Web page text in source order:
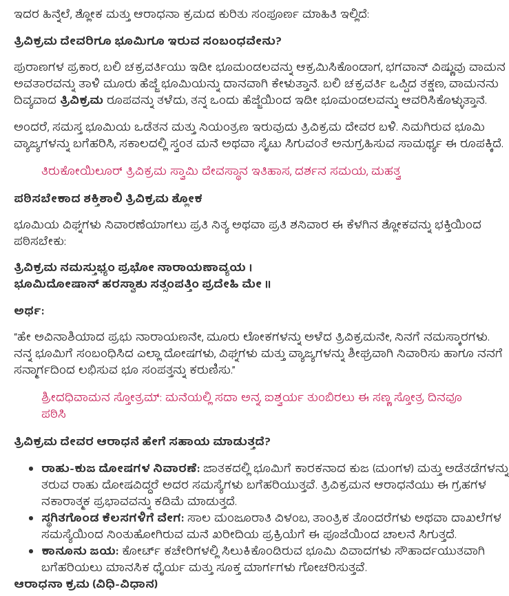
ಇದರ ಹಿನ್ನೆಲೆ, ಶ್ಲೋಕ ಮತ್ತು ಆರಾಧನಾ ಕ್ರಮದ ಕುರಿತು ಸಂಪೂರ್ಣ ಮಾಹಿತಿ ಇಲ್ಲಿದೆ:
ತ್ರಿವಿಕ್ರಮ ದೇವರಿಗೂ ಭೂಮಿಗೂ ಇರುವ ಸಂಬಂಧವೇನು?
ಪುರಾಣಗಳ ಪ್ರಕಾರ, ಬಲಿ ಚಕ್ರವರ್ತಿಯು ಇಡೀ ಭೂಮಂಡಲವನ್ನು ಆಕ್ರಮಿಸಿಕೊಂಡಾಗ, ಭಗವಾನ್ ವಿಷ್ಣುವು ವಾಮನ
ಅವತಾರವನ್ನು ತಾಳಿ ಮೂರು ಹೆಜ್ಜೆ ಭೂಮಿಯನ್ನು ದಾನವಾಗಿ ಕೇಳುತ್ತಾನೆ. ಬಲಿ ಚಕ್ರವರ್ತಿ ಒಪ್ಪಿದ ತಕ್ಷಣ, ವಾಮನನು
ದಿವ್ಯವಾದ ತ್ರಿವಿಕ್ರಮರೂಪವನ್ನು ತಳೆದು, ತನ್ನ ಒಂದು ಹೆಜ್ಜೆಯಿಂದ ಇಡೀ ಭೂಮಂಡಲವನ್ನು ಆವರಿಸಿಕೊಳ್ಳುತ್ತಾನೆ.
ಅಂದರೆ, ಸಮಸ್ತ ಭೂಮಿಯ ಒಡೆತನ ಮತ್ತು ನಿಯಂತ್ರಣ ಇರುವುದು ತ್ರಿವಿಕ್ರಮ ದೇವರ ಬಳಿ. ನಿಮಗಿರುವ ಭೂಮಿ
ವ್ಯಾಜ್ಯಗಳನ್ನು ಬಗೆಹರಿಸಿ, ಸಕಾಲದಲ್ಲಿ ಸ್ವಂತ ಮನೆ ಅಥವಾ ಸೈಟು ಸಿಗುವಂತೆ ಅನುಗ್ರಹಿಸುವ ಸಾಮರ್ಥ್ಯ ಈ ರೂಪಕ್ಕಿದೆ.
ತಿರುಕೋಯಿಲೂರ್ ತ್ರಿವಿಕ್ರಮ ಸ್ವಾಮಿ ದೇವಸ್ಥಾನ ಇತಿಹಾಸ, ದರ್ಶನ ಸಮಯ, ಮಹತ್ವ
ಪಠಿಸಬೇಕಾದ ಶಕ್ತಿಶಾಲಿ ತ್ರಿವಿಕ್ರಮ ಶ್ಲೋಕ
ಭೂಮಿಯ ವಿಘ್ನಗಳು ನಿವಾರಣೆಯಾಗಲು ಪ್ರತಿ ನಿತ್ಯ ಅಥವಾ ಪ್ರತಿ ಶನಿವಾರ ಈ ಕೆಳಗಿನ ಶ್ಲೋಕವನ್ನು ಭಕ್ತಿಯಿಂದ
ಪಠಿಸಬೇಕು:
ತ್ರಿವಿಕ್ರಮ ನಮಸ್ತುಭ್ಯಂ ಪ್ರಭೋ ನಾರಾಯಣಾವ್ಯಯ ।
ಭೂಮಿದೋಷಾನ್ ಹರಸ್ವಾಶು ಸತ್ಸಂಪತ್ತಿಂ ಪ್ರದೇಹಿ ಮೇ ॥
ಅರ್ಥ:
“ಹೇ ಅವಿನಾಶಿಯಾದ ಪ್ರಭು ನಾರಾಯಣನೇ, ಮೂರು ಲೋಕಗಳನ್ನು ಅಳೆದ ತ್ರಿವಿಕ್ರಮನೇ, ನಿನಗೆ ನಮಸ್ಕಾರಗಳು.
ನನ್ನ ಭೂಮಿಗೆ ಸಂಬಂಧಿಸಿದ ಎಲ್ಲಾ ದೋಷಗಳು, ವಿಘ್ನಗಳು ಮತ್ತು ವ್ಯಾಜ್ಯಗಳನ್ನು ಶೀಘ್ರವಾಗಿ ನಿವಾರಿಸು ಹಾಗೂ ನನಗೆ
ಸನ್ಮಾರ್ಗದಿಂದ ಲಭಿಸುವ ಭೂ ಸಂಪತ್ತನ್ನು ಕರುಣಿಸು.”
ಶ್ರೀದಧಿವಾಮನ ಸ್ತೋತ್ರಮ್: ಮನೆಯಲ್ಲಿ ಸದಾ ಅನ್ನ, ಐಶ್ವರ್ಯ ತುಂಬಿರಲು ಈ ಸಣ್ಣ ಸ್ತೋತ್ರ ದಿನವೂ
ಪಠಿಸಿ
ತ್ರಿವಿಕ್ರಮ ದೇವರ ಆರಾಧನೆ ಹೇಗೆ ಸಹಾಯ ಮಾಡುತ್ತದೆ?
ರಾಹು-ಕುಜ ದೋಷಗಳ ನಿವಾರಣೆ:ಜಾತಕದಲ್ಲಿ ಭೂಮಿಗೆ ಕಾರಕನಾದ ಕುಜ (ಮಂಗಳ) ಮತ್ತು ಅಡೆತಡೆಗಳನ್ನು
ತರುವ ರಾಹು ದೋಷವಿದ್ದರೆ ಅದರ ಸಮಸ್ಯೆಗಳು ಬಗೆಹರಿಯುತ್ತವೆ. ತ್ರಿವಿಕ್ರಮನ ಆರಾಧನೆಯು ಈ ಗ್ರಹಗಳ
ನಕಾರಾತ್ಮಕ ಪ್ರಭಾವವನ್ನು ಕಡಿಮೆ ಮಾಡುತ್ತದೆ.
ಸ್ಥಗಿತಗೊಂಡ ಕೆಲಸಗಳಿಗೆ ವೇಗ:ಸಾಲ ಮಂಜೂರಾತಿ ವಿಳಂಬ, ತಾಂತ್ರಿಕ ತೊಂದರೆಗಳು ಅಥವಾ ದಾಖಲೆಗಳ
ಸಮಸ್ಯೆಯಿಂದ ನಿಂತುಹೋಗಿರುವ ಮನೆ ಖರೀದಿಯ ಪ್ರಕ್ರಿಯೆಗೆ ಈ ಪೂಜೆಯಿಂದ ಚಾಲನೆ ಸಿಗುತ್ತದೆ.
ಕಾನೂನು ಜಯ: ಕೋರ್ಟ್ ಕಚೇರಿಗಳಲ್ಲಿ ಸಿಲುಕಿಕೊಂಡಿರುವ ಭೂಮಿ ವಿವಾದಗಳು ಸೌಹಾರ್ದಯುತವಾಗಿ
ಬಗೆಹರಿಯಲು ಮಾನಸಿಕ ಧೈರ್ಯ ಮತ್ತು ಸೂಕ್ತ ಮಾರ್ಗಗಳು ಗೋಚರಿಸುತ್ತವೆ.
ಆರಾಧನಾ ಕ್ರಮ (ವಿಧಿ-ವಿಧಾನ)